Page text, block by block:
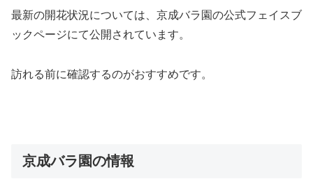
最新の開花状況については、京成バラ園の公式フェイスブ
ックページにて公開されています。
訪れる前に確認するのがおすすめです。
京成バラ園の情報